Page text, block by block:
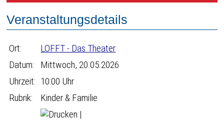
Veranstaltungsdetails
Ort:
LOFFT - Das Theater
Datum:
Mittwoch, 20.05.2026
Uhrzeit: 10:00 Uhr
Rubrik:
Kinder & Familie
|